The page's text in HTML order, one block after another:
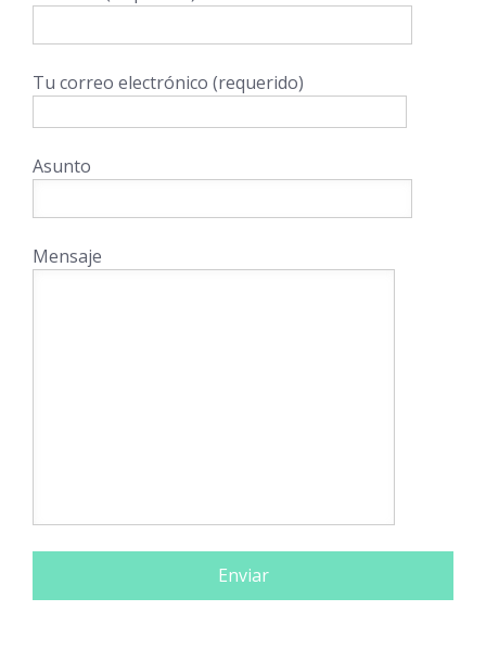
Tu correo electrónico (requerido)
Asunto
Mensaje